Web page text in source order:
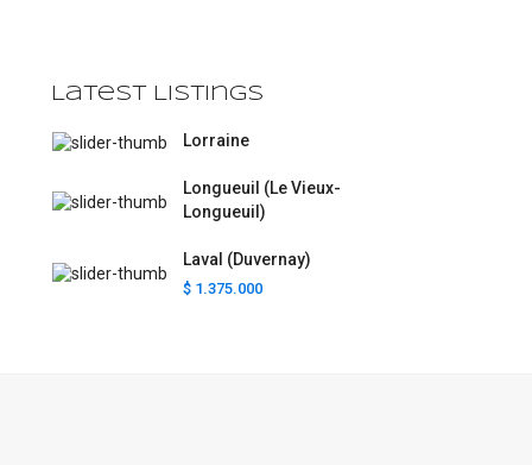
Latest Listings
Lorraine
Longueuil (Le Vieux-
Longueuil)
Laval (Duvernay)
$ 1.375.000